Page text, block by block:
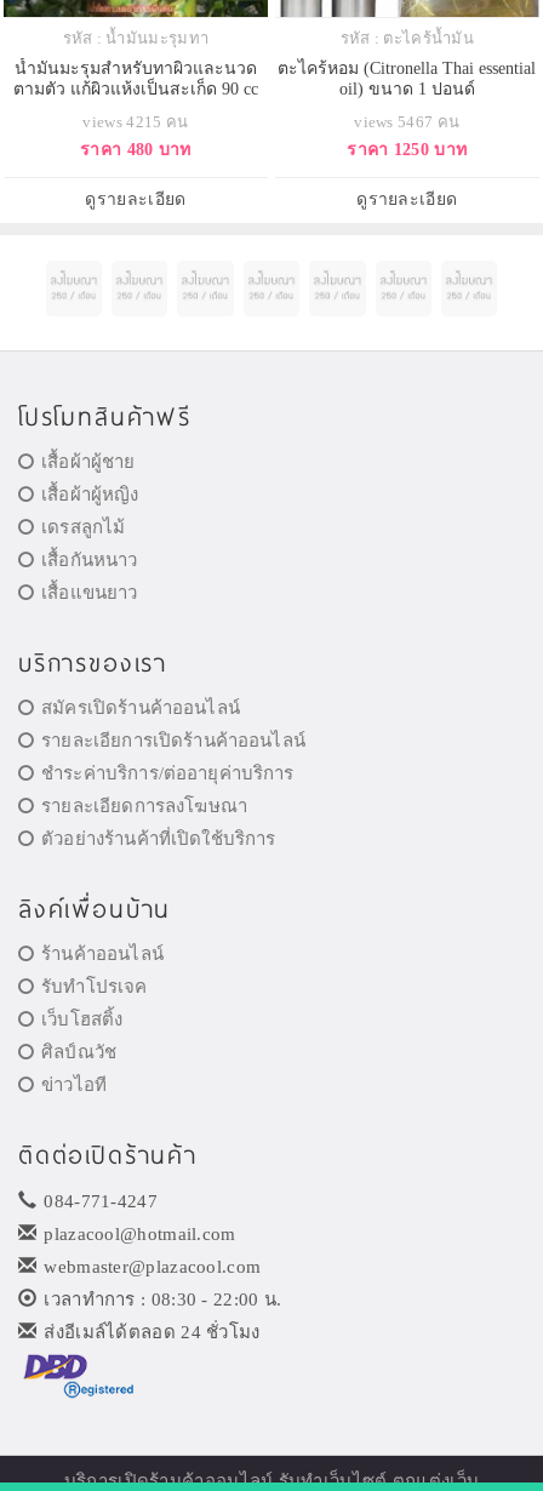
รหัส : น้ำมันมะรุมทา
น้ำมันมะรุมสำหรับทาผิวและนวด
ตามตัว แก้ผิวแห้งเป็นสะเก็ด 90 cc
views 4215 คน
ราคา 480 บาท
ดูรายละเอียด
รหัส : ตะไคร้น้ำมัน
ตะไคร้หอม (Citronella Thai essential
oil) ขนาด 1 ปอนด์
views 5467 คน
ราคา 1250 บาท
ดูรายละเอียด
โปรโมทสินค้าฟรี
เสื้อผ้าผู้ชาย
เสื้อผ้าผู้หญิง
เดรสลูกไม้
เสื้อกันหนาว
เสื้อแขนยาว
บริการของเรา
สมัครเปิดร้านค้าออนไลน์
รายละเอียการเปิดร้านค้าออนไลน์
ชำระค่าบริการ/ต่ออายุค่าบริการ
รายละเอียดการลงโฆษณา
ตัวอย่างร้านค้าที่เปิดใช้บริการ
ลิงค์เพื่อนบ้าน
ร้านค้าออนไลน์
รับทำโปรเจค
เว็บโฮสติ้ง
ศิลป์ณวัช
ข่าวไอที
ติดต่อเปิดร้านค้า
084-771-4247
plazacool@hotmail.com
webmaster@plazacool.com
เวลาทำการ : 08:30 - 22:00 น.
ส่งอีเมล์ได้ตลอด 24 ชั่วโมง
บริการเปิดร้านค้าออนไลน์รับทำเว็บไซต์ ตกแต่งเว็บ